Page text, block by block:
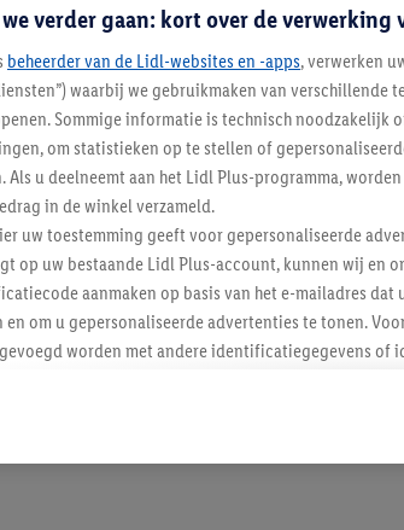
verder gaan: kort over de verwerking
beheerder van de Lidl-websites en -apps, verwerken
waarbij we gebruikmaken van
Sommige informatie is technisch
om statistieken op te stellen of
Als u deelneemt aan het Lidl Plus-programma,
in de winkel verzameld.
uw toestemming geeft voor gepersonaliseerde
op uw bestaande Lidl Plus-account, kunnen wij en
aanmaken op basis van het e-mailadres
en om u gepersonaliseerde advertenties te tonen.
worden met andere identificatiegegevens of
akkoord gaat, kunnen advertenties in het
hebt getoond (bijvoorbeeld door het product in
ook op verschillende apparaten en